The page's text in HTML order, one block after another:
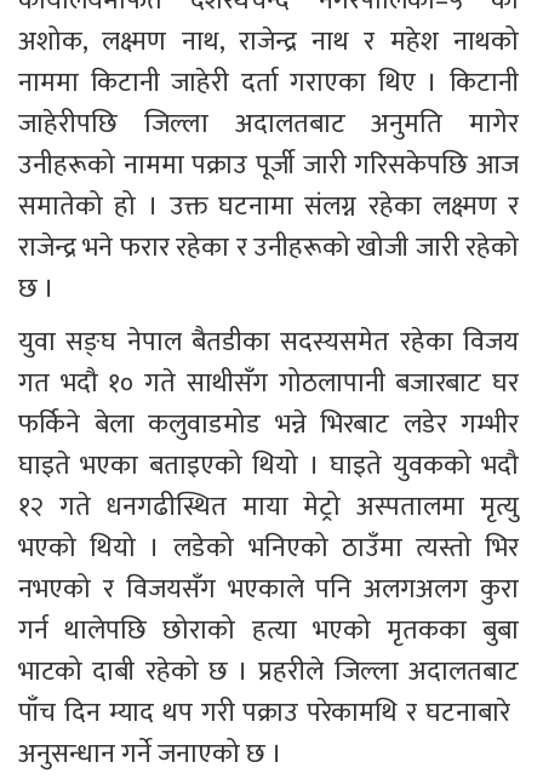
अशोक, लक्ष्मण नाथ, राजेन्द्र नाथ र महेश नाथको
नाममा किटानी जाहेरी दर्ता गराएका थिए । किटानी
जाहेरीपछि जिल्ला अदालतबाट अनुमति मागेर
उनीहरूको नाममा पक्राउ पूर्जी जारी गरिसकेपछि आज
समातेको हो । उक्त घटनामा संलग्न रहेका लक्ष्मण र
राजेन्द्र भने फरार रहेका र उनीहरूको खोजी जारी रहेको
छ ।
युवा सङ्घ नेपाल बैतडीका सदस्यसमेत रहेका विजय
गत भदौ १० गते साथीसँग गोठलापानी बजारबाट घर
फर्किने बेला कलुवाडमोड भन्ने भिरबाट लडेर गम्भीर
घाइते भएका बताइएको थियो । घाइते युवकको भदौ
१२ गते धनगढीस्थित माया मेट्रो अस्पतालमा मृत्यु
भएको थियो । लडेको भनिएको ठाउँमा त्यस्तो भिर
नभएको र विजयसँग भएकाले पनि अलगअलग कुरा
गर्न थालेपछि छोराको हत्या भएको मृतकका बुबा
भाटको दाबी रहेको छ । प्रहरीले जिल्ला अदालतबाट
पाँच दिन म्याद थप गरी पक्राउ परेकामथि र घटनाबारे
अनुसन्धान गर्ने जनाएको छ ।